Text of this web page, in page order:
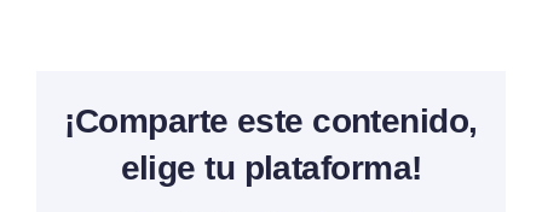
¡Comparte este contenido,
elige tu plataforma!